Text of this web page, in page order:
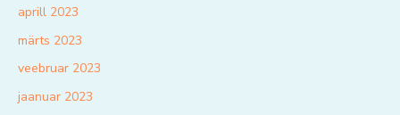
aprill 2023
märts 2023
veebruar 2023
jaanuar 2023